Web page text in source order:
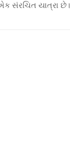
સંરચિત યાત્રા છે।